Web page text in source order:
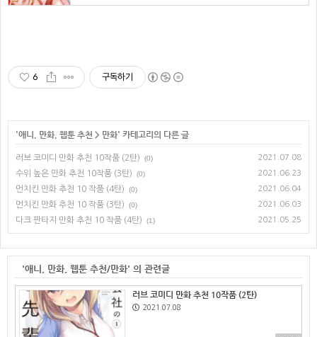
6 구독하기
'애니, 만화, 웹툰 추천 > 만화' 카테고리의 다른 글
러브 코미디 만화 추천 10작품 (2탄) (0) 2021.07.08
수위 높은 만화 추천 10작품 (3탄) (0) 2021.06.23
먼치킨 만화 추천 10 작품 (4탄) (0) 2021.06.04
먼치킨 만화 추천 10 작품 (3탄) (0) 2021.06.03
다크 판타지 만화 추천 10 작품 (4탄) (1) 2021.05.25
'애니, 만화, 웹툰 추천/만화' 의 관련글
러브 코미디 만화 추천 10작품 (2탄)
2021.07.08